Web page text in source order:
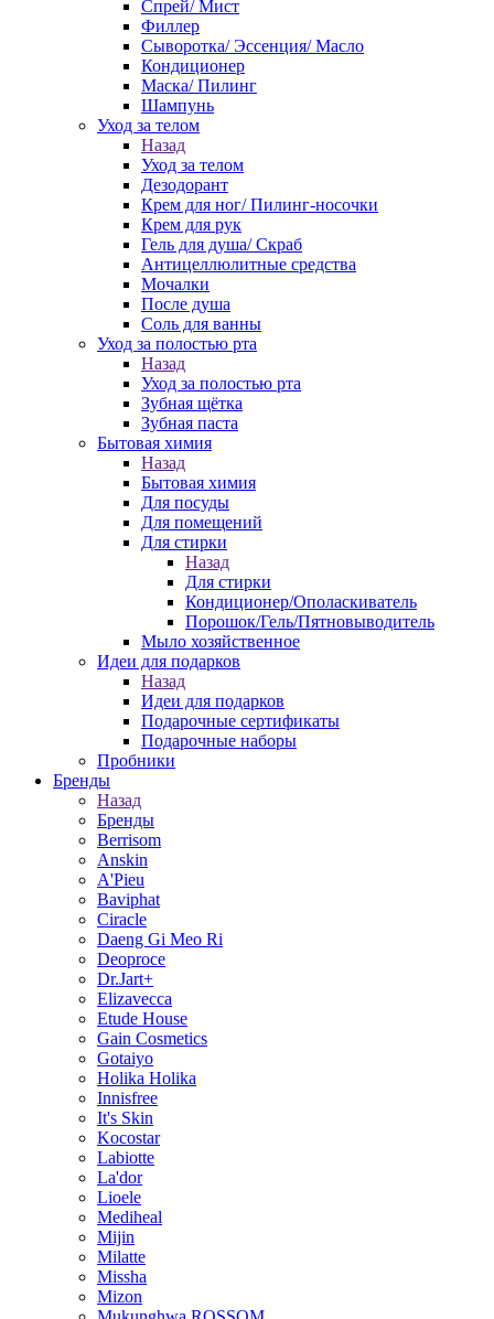
Спрей/ Мист
Филлер
Сыворотка/ Эссенция/ Масло
Кондиционер
Маска/ Пилинг
Шампунь
Уход за телом
Назад
Уход за телом
Дезодорант
Крем для ног/ Пилинг-носочки
Крем для рук
Гель для душа/ Скраб
Антицеллюлитные средства
Мочалки
После душа
Соль для ванны
Уход за полостью рта
Назад
Уход за полостью рта
Зубная щётка
Зубная паста
Бытовая химия
Назад
Бытовая химия
Для посуды
Для помещений
Для стирки
Назад
Для стирки
Кондиционер/Ополаскиватель
Порошок/Гель/Пятновыводитель
Мыло хозяйственное
Идеи для подарков
Назад
Идеи для подарков
Подарочные сертификаты
Подарочные наборы
Пробники
Бренды
Назад
Бренды
Berrisom
Anskin
A'Pieu
Baviphat
Ciracle
Daeng Gi Meo Ri
Deoproce
Dr.Jart+
Elizavecca
Etude House
Gain Cosmetics
Gotaiyo
Holika Holika
Innisfree
It's Skin
Kocostar
Labiotte
La'dor
Lioele
Mediheal
Mijin
Milatte
Missha
Mizon